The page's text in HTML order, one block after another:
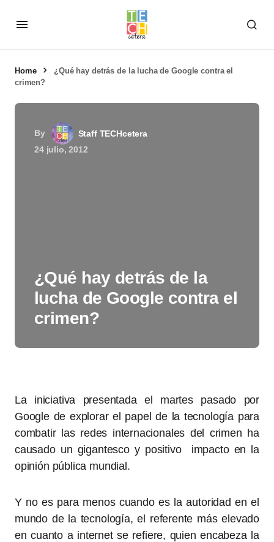
Home
¿Qué hay detrás de la lucha de Google contra el
crimen?
By
Staff TECHcetera
24 julio, 2012
¿Qué hay detrás de la
lucha de Google contra el
crimen?
La iniciativa presentada el martes pasado por
Google de explorar el papel de la tecnología para
combatir las redes internacionales del crimen ha
causado un gigantesco y positivo impacto en la
opinión pública mundial.
Y no es para menos cuando es la autoridad en el
mundo de la tecnología, el referente más elevado
en cuanto a internet se refiere, quien encabeza la